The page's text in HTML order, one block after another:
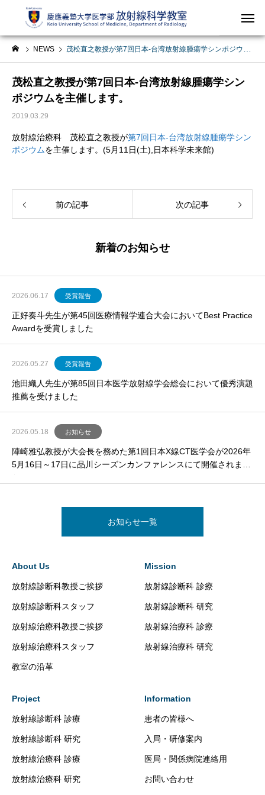
NEWS 茂松直之教授が第7回日本-台湾放射線腫瘍学シンポジウムを主催します。
茂松直之教授が第7回日本-台湾放射線腫瘍学シン
ポジウムを主催します。
2019.03.29
放射線治療科 茂松直之教授が第7回日本-台湾放射線腫瘍学シン
ポジウムを主催します。(5月11日(土),日本科学未来館)
前の記事 次の記事
新着のお知らせ
2026.06.17 受賞報告
正好奏斗先生が第45回医療情報学連合大会においてBest Practice
Awardを受賞しました
2026.05.27 受賞報告
池田織人先生が第85回日本医学放射線学会総会において優秀演題
推薦を受けました
2026.05.18 お知らせ
陣崎雅弘教授が大会長を務めた第1回日本X線CT医学会が2026年
5月16日～17日に品川シーズンカンファレンスにて開催されまし
た。
お知らせ一覧
About Us
放射線診断科教授ご挨拶
放射線診断科スタッフ
放射線治療科教授ご挨拶
放射線治療科スタッフ
教室の沿革
Mission
放射線診断科 診療
放射線診断科 研究
放射線治療科 診療
放射線治療科 研究
Project
放射線診断科 診療
放射線診断科 研究
放射線治療科 診療
放射線治療科 研究
Information
患者の皆様へ
入局・研修案内
医局・関係病院連絡用
お問い合わせ